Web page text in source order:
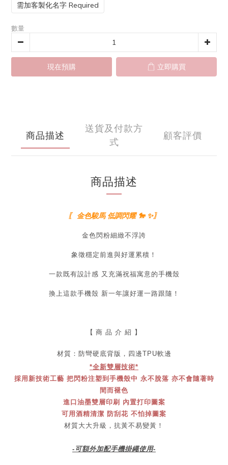
需加客製化名字 Required
數量
現在預購 立即購買
商品描述
送貨及付款方
式
顧客評價
商品描述
〖 金色駿馬 低調閃耀 🐎 ✨〗
金色閃粉細緻不浮誇
象徵穩定前進與好運累積！
一款既有設計感 又充滿祝福寓意的手機殼
換上這款手機殼 新一年讓好運一路跟隨！
【 商 品 介 紹 】
材質：防彎硬底背版，四邊TPU軟邊
*全新雙層技術*
採用新技術工藝 把閃粉注塑到手機殼中 永不脫落 亦不會隨著時
間而褪色
進口油墨雙層印刷 內置打印圖案
可用酒精清潔 防刮花 不怕掉圖案
材質大大升級，抗黃不易變黃！
-可額外加配手機掛繩使用-